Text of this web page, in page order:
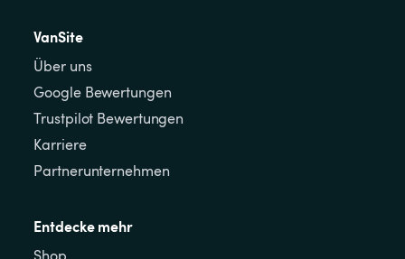
VanSite
Über uns
Google Bewertungen
Trustpilot Bewertungen
Karriere
Partnerunternehmen
Entdecke mehr